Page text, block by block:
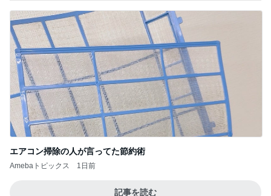
エアコン掃除の人が言ってた節約術
Amebaトピックス 1日前
記事を読む